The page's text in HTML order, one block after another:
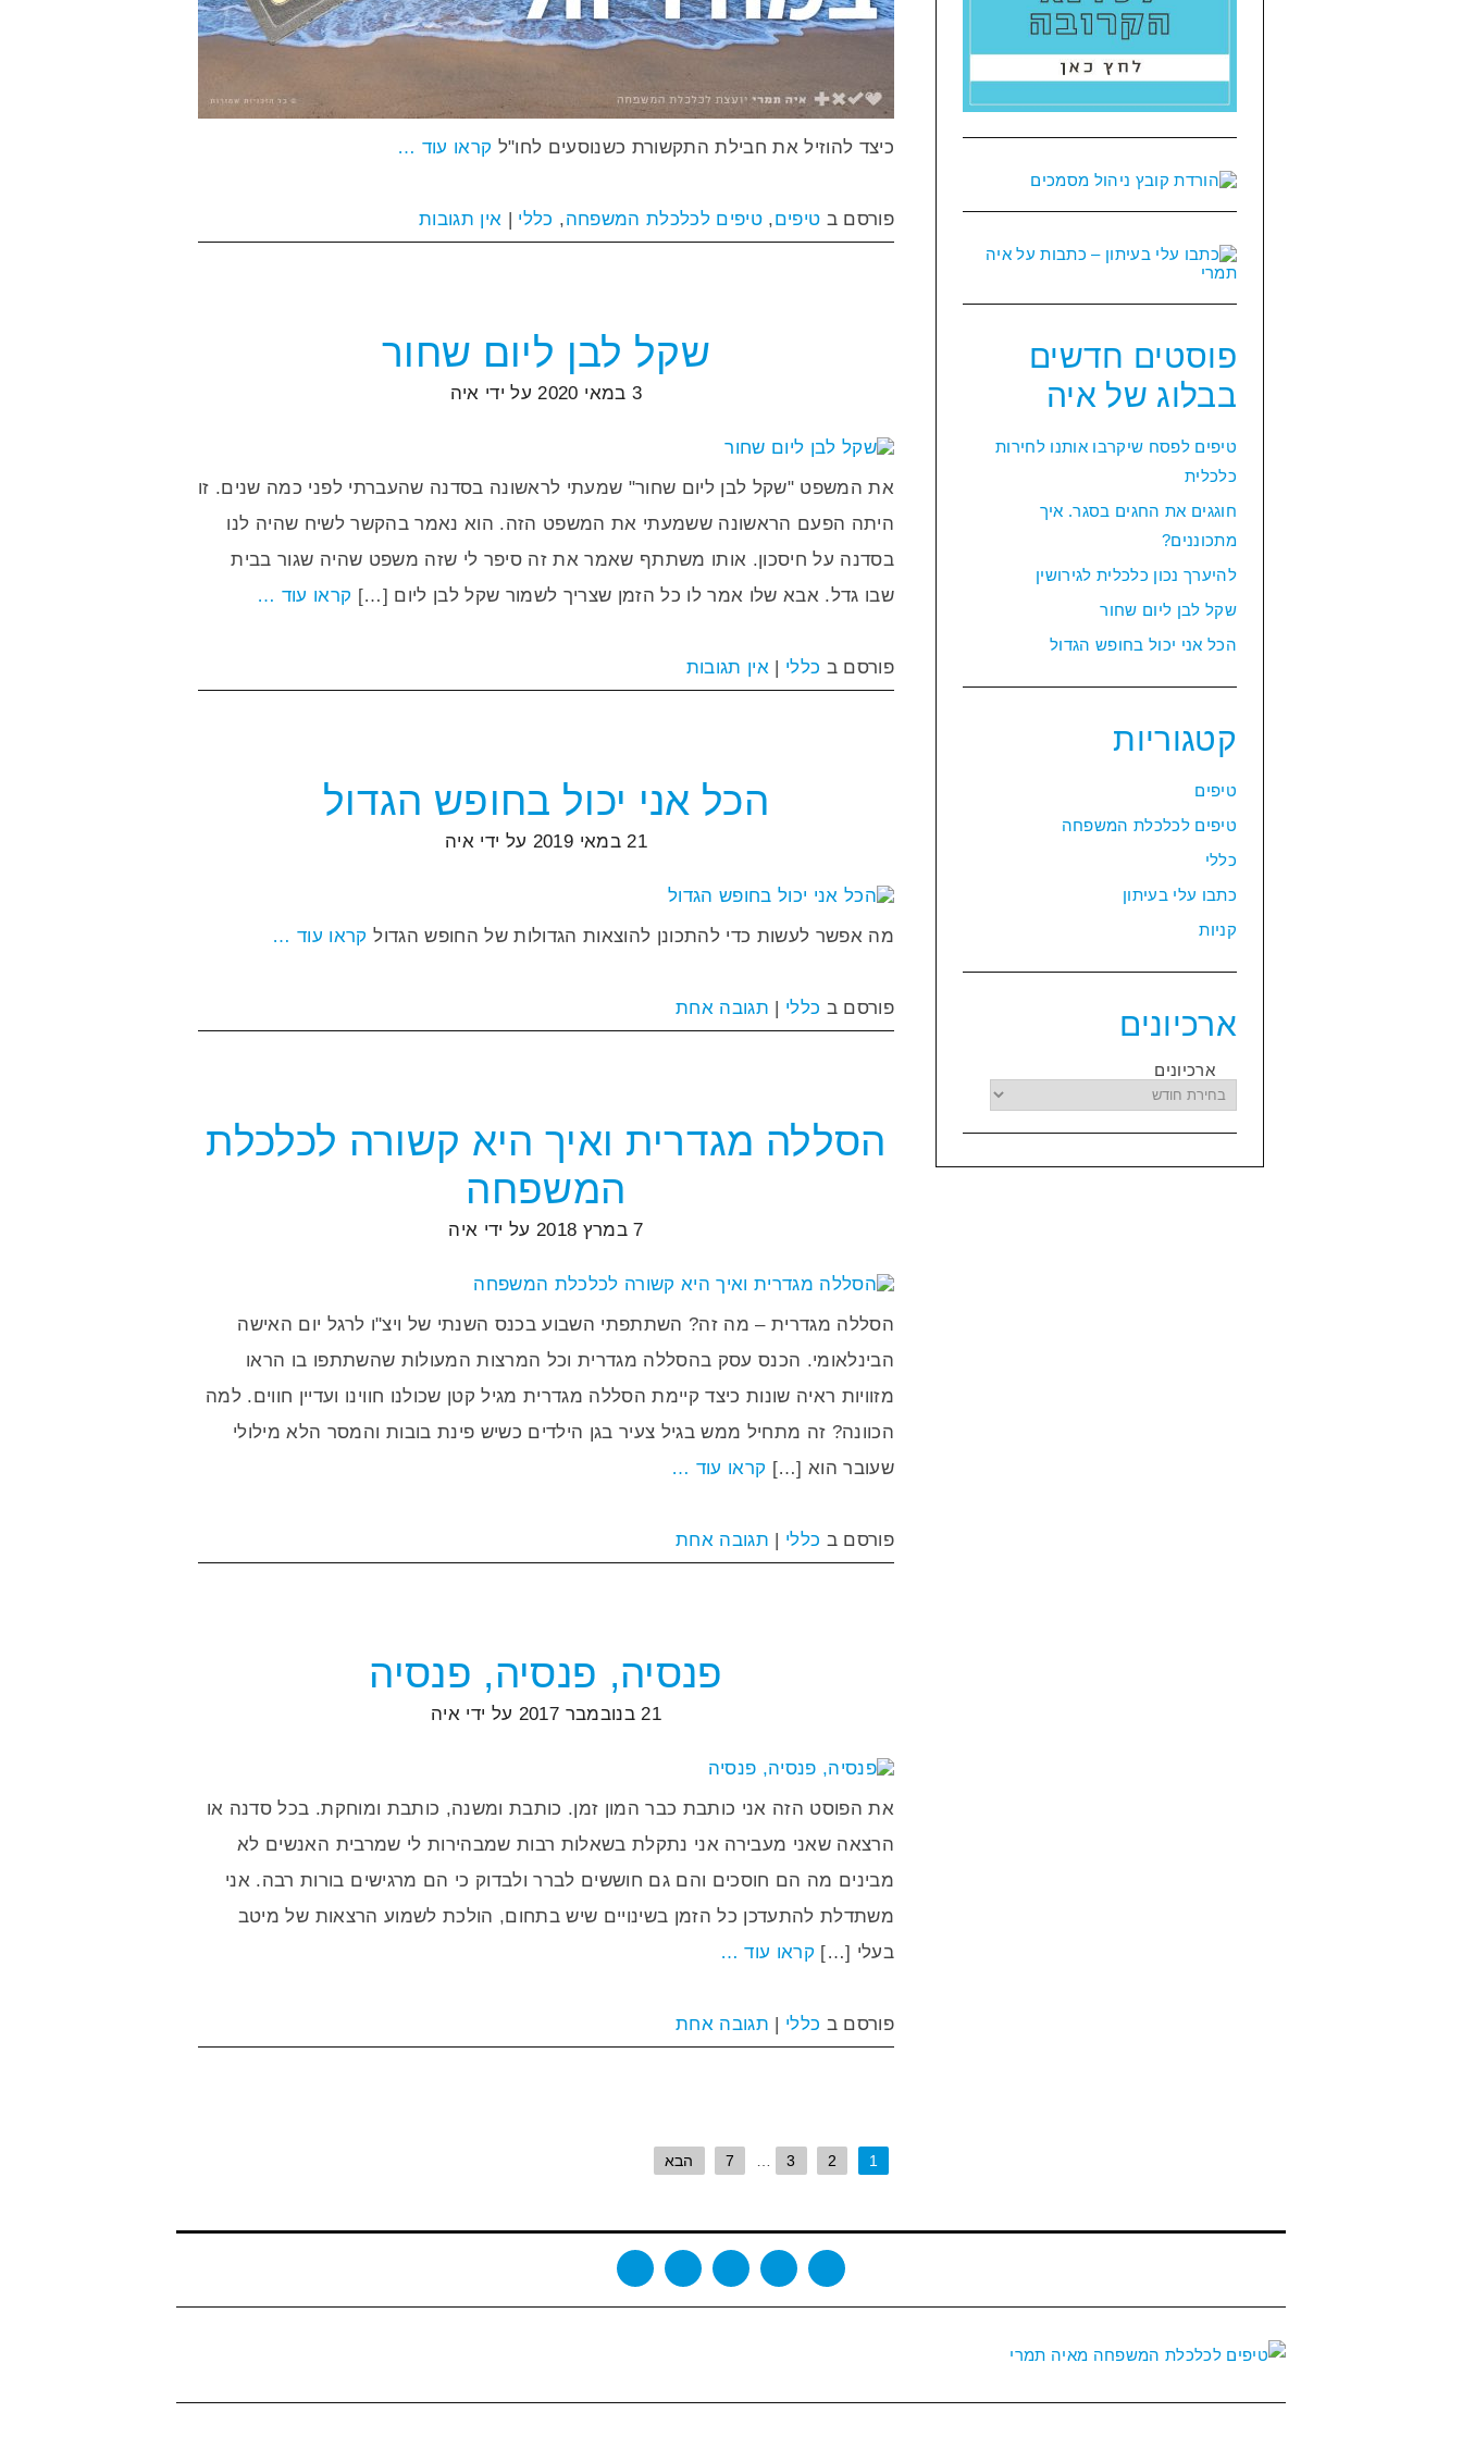
כיצד להוזיל את חבילת התקשורת כשנוסעים לחו"ל קראו עוד …
פורסם ב טיפים,טיפים לכלכלת המשפחה, כללי | אין תגובות
שקל לבן ליום שחור
3 במאי 2020 על ידי איה
את המשפט "שקל לבן ליום שחור" שמעתי לראשונה בסדנה שהעברתי לפני כמה שנים. זו
היתה הפעם הראשונה ששמעתי את המשפט הזה. הוא נאמר בהקשר לשיח שהיה לנו
בסדנה על חיסכון. אותו משתתף שאמר את זה סיפר לי שזה משפט שהיה שגור בבית
שבו גדל. אבא שלו אמר לו כל הזמן שצריך לשמור שקל לבן ליום […] קראו עוד …
פורסם ב כללי |אין תגובות
הכל אני יכול בחופש הגדול
21 במאי 2019 על ידי איה
מה אפשר לעשות כדי להתכונן להוצאות הגדולות של החופש הגדול קראו עוד …
פורסם ב כללי | תגובה אחת
הסללה מגדרית ואיך היא קשורה לכלכלת
המשפחה
7 במרץ 2018 על ידי איה
הסללה מגדרית – מה זה? השתתפתי השבוע בכנס השנתי של ויצ"ו לרגל יום האישה
הבינלאומי. הכנס עסק בהסללה מגדרית וכל המרצות המעולות שהשתתפו בו הראו
מזוויות ראיה שונות כיצד קיימת הסללה מגדרית מגיל קטן שכולנו חווינו ועדיין חווים. למה
הכוונה? זה מתחיל ממש בגיל צעיר בגן הילדים כשיש פינת בובות והמסר הלא מילולי
שעובר הוא […] קראו עוד …
פורסם ב כללי | תגובה אחת
פנסיה, פנסיה, פנסיה
21 בנובמבר 2017 על ידי איה
את הפוסט הזה אני כותבת כבר המון זמן. כותבת ומשנה, כותבת ומוחקת. בכל סדנה או
הרצאה שאני מעבירה אני נתקלת בשאלות רבות שמבהירות לי שמרבית האנשים לא
מבינים מה הם חוסכים והם גם חוששים לברר ולבדוק כי הם מרגישים בורות רבה. אני
משתדלת להתעדכן כל הזמן בשינויים שיש בתחום, הולכת לשמוע הרצאות של מיטב
בעלי […] קראו עוד …
פורסם ב כללי | תגובה אחת
1
2
3
7 הבא
פוסטים חדשים
בבלוג של איה
טיפים לפסח שיקרבו אותנו לחירות
כלכלית
חוגגים את החגים בסגר. איך
מתכוננים?
להיערך נכון כלכלית לגירושין
שקל לבן ליום שחור
הכל אני יכול בחופש הגדול
קטגוריות
טיפים
טיפים לכלכלת המשפחה
כללי
כתבו עלי בעיתון
קניות
ארכיונים
ארכיונים